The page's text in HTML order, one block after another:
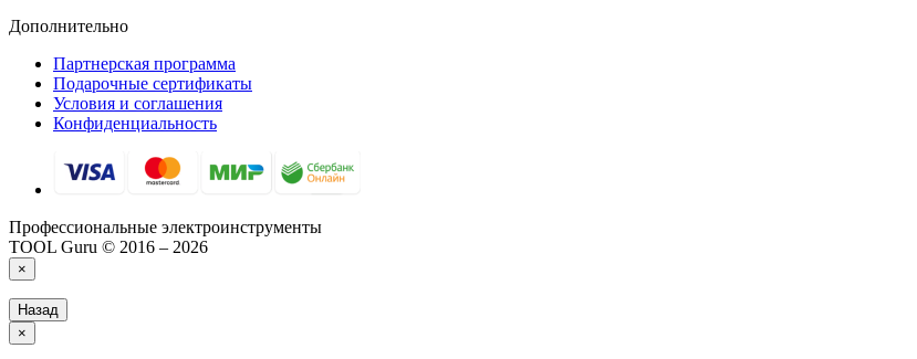
Дополнительно
Партнерская программа
Подарочные сертификаты
Условия и соглашения
Конфиденциальность
Профессиональные электроинструменты
TOOL Guru © 2016 – 2026
×
Назад
×